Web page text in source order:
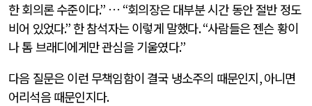
한 회의론 수준이다.” … “회의장은 대부분 시간 동안 절반 정도
비어 있었다.” 한 참석자는 이렇게 말했다. “사람들은 젠슨 황이
나 톰 브래디에게만 관심을 기울였다.”
다음 질문은 이런 무책임함이 결국 냉소주의 때문인지,아니면
어리석음 때문인지다.